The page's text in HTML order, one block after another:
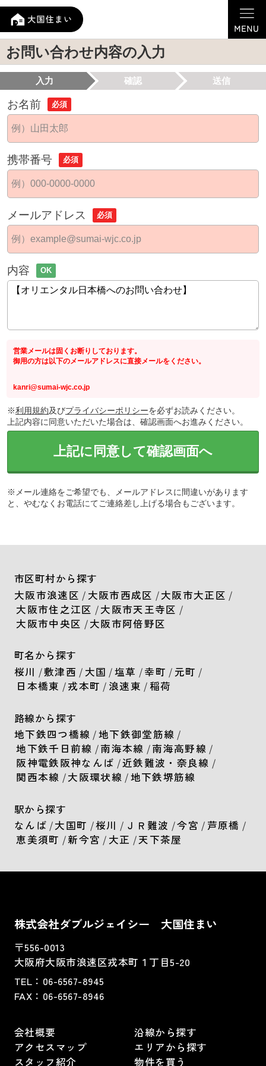
お問い合わせ内容の入力
入力 確認 送信
お名前 必須
携帯番号 必須
メールアドレス 必須
内容 OK
営業メールは固くお断りしております。
御用の方は以下のメールアドレスに直接メールをください。
kanri@sumai-wjc.co.jp
※利用規約及びプライバシーポリシーを必ずお読みください。
上記内容に同意いただいた場合は、確認画面へお進みください。
上記に同意して確認画面へ
※メール連絡をご希望でも、メールアドレスに間違いがあります
と、やむなくお電話にてご連絡差し上げる場合もございます。
市区町村から探す
大阪市浪速区 / 大阪市西成区 /大阪市大正区 /
大阪市住之江区 /大阪市天王寺区 /
大阪市中央区 /大阪市阿倍野区
町名から探す
桜川 /敷津西 / 大国 /塩草 /幸町 / 元町 /
日本橋東 /戎本町 / 浪速東 /稲荷
路線から探す
地下鉄四つ橋線 /地下鉄御堂筋線 /
地下鉄千日前線 /南海本線 /南海高野線 /
阪神電鉄阪神なんば /近鉄難波・奈良線 /
関西本線 /大阪環状線 /地下鉄堺筋線
駅から探す
なんば /大国町 /桜川 / ＪＲ難波 /今宮 / 芦原橋 /
恵美須町 /新今宮 / 大正 /天下茶屋
株式会社ダブルジェイシー 大国住まい
〒556-0013
大阪府大阪市浪速区戎本町１丁目5-20
TEL： 06-6567-8945
FAX：06-6567-8946
会社概要
アクセスマップ
スタッフ紹介
沿線から探す
エリアから探す
物件を買う